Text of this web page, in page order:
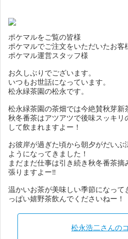
ポケマルをご覧の皆様
ポケマルでご注文をいただいたお客
ポケマル運営スタッフ様
お久しぶりでございます。
いつもお世話になっています。
松永緑茶園の松永です。
松永緑茶園の茶畑では今絶賛秋芽
秋冬番茶はアツアツで後味スッキ
して飲まれますよー！
お彼岸が過ぎた頃から朝夕がだい
ようになってきました！
まだまだ仕事は引き続き秋冬番茶
張りますよー‼️
温かいお茶が美味しい季節になっ
っぱい嬉野茶飲んでくださいねー！
松永浩二さんの